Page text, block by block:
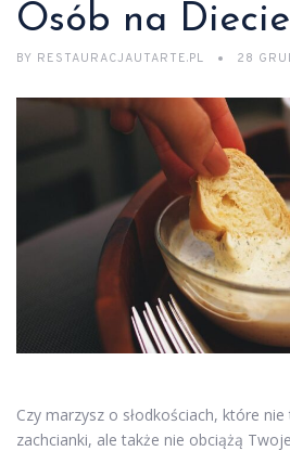
Osób na Diecie
BY RESTAURACJAUTARTE.PL 28
Czy marzysz o słodkościach, które
zachcianki, ale także nie obciążą